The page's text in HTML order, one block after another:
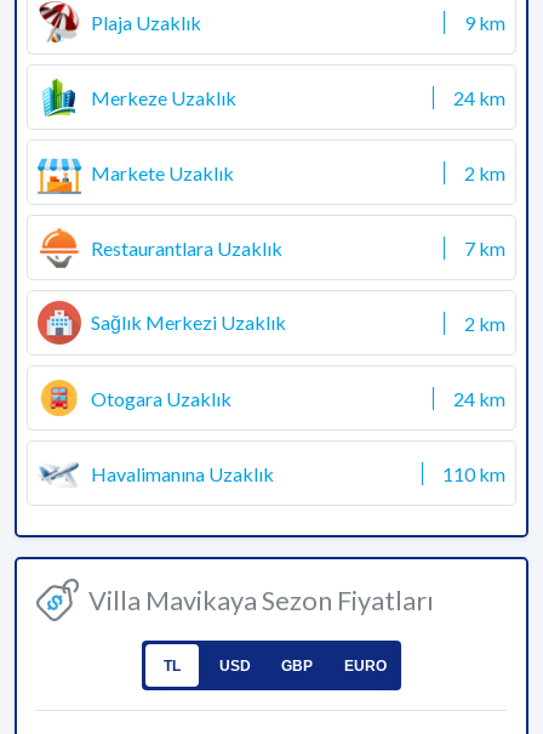
Plaja Uzaklık 9 km
Merkeze Uzaklık 24 km
Markete Uzaklık 2 km
Restaurantlara Uzaklık 7 km
Sağlık Merkezi Uzaklık 2 km
Otogara Uzaklık 24 km
Havalimanına Uzaklık 110 km
Villa Mavikaya Sezon Fiyatları
TL USD GBP EURO